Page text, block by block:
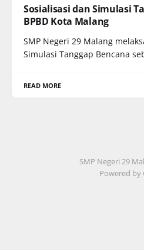
Sosialisasi dan Simulasi
BPBD Kota Malang
SMP Negeri 29 Malang
Simulasi Tanggap Bencana
READ MORE
SMP Negeri 29
Powered by